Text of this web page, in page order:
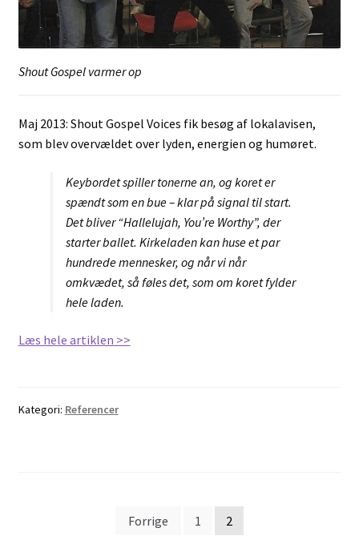
Shout Gospel varmer op
Maj 2013: Shout Gospel Voices fik besøg af lokalavisen,
som blev overvældet over lyden, energien og humøret.
Keybordet spiller tonerne an, og koret er
spændt som en bue – klar på signal til start.
Det bliver “Hallelujah, You’re Worthy”, der
starter ballet. Kirkeladen kan huse et par
hundrede mennesker, og når vi når
omkvædet, så føles det, som om koret fylder
hele laden.
Læs hele artiklen >>
Kategori: Referencer
Indlægsinddeling
Forrige 1 2